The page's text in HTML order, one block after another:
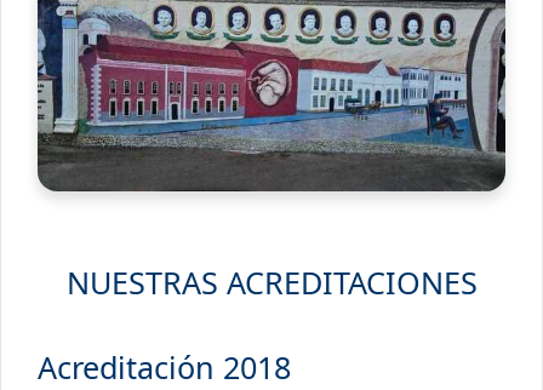
NUESTRAS ACREDITACIONES
Acreditación 2018